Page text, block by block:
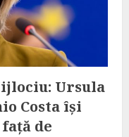
Ursula
Costa își
de